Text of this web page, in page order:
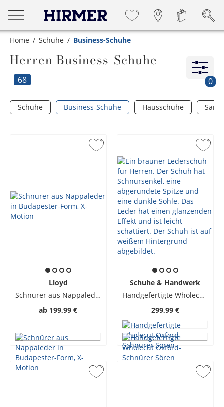
Home Schuhe Business-Schuhe
Herren Business-Schuhe
68 0
Schuhe Business-Schuhe Hausschuhe
Lloyd
Schnürer aus Nappaleder in Budapester-Form, X-Motion
ab 199,99 €
Schuhe & Handwerk
Handgefertigte Wholecut Oxford-Schnürer Sören
299,99 €